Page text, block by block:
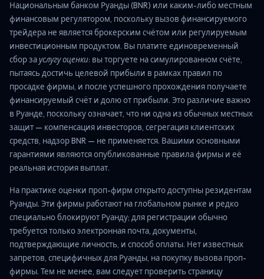
Национальным банком Руанды (BNR) или каким-либо местным
финансовым регулятором, поскольку вызов финансируемого
трейдера не является брокерским счётом или регулируемым
инвестиционным продуктом. Вы платите единовременный
сбор зауслугу оценки: вы торгуете на симулированном счёте,
пытаясь достичь целевой прибыли в рамках правил по
просадке фирмы, и после успешного прохождения получаете
финансируемый счёт и долю от прибыли. Это различие важно
в Руанде, поскольку означает, что ни одна из обычных местных
защит — компенсация инвесторов, сегрегация клиентских
средств, надзор BNR — не применяется. Вашими основными
гарантиями являются опубликованные правила фирмы и её
реальная история выплат.
На практике оценки проп-фирм открыто доступны резидентам
Руанды. Эти фирмы работают на глобальном рынке и редко
специально блокируют Руанду; для регистрации обычно
требуется только электронная почта, документы,
подтверждающие личность, и способ оплаты. Нет известных
запретов, специфичных для Руанды, на покупку вызова проп-
фирмы. Тем не менее, вам следует проверить страницу